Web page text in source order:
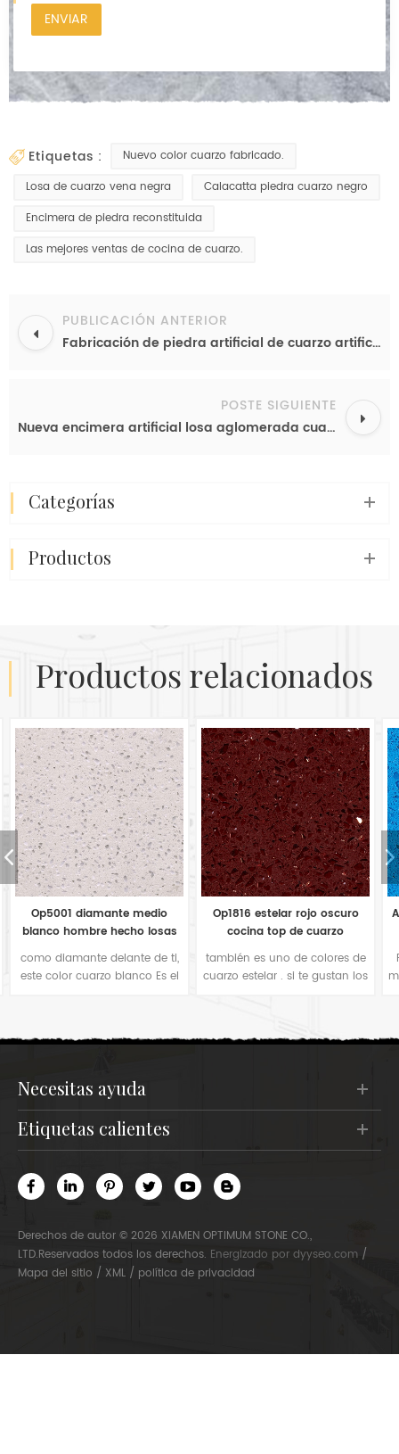
etiquetas :
Nuevo color cuarzo fabricado.
Losa de cuarzo vena negra
Calacatta piedra cuarzo negro
Encimera de piedra reconstituida
Las mejores ventas de cocina de cuarzo.
PUBLICACIÓN ANTERIOR
Fabricación de piedra artificial de cuarzo artificial de fabricación de piedra artificial para la exportación.
POSTE SIGUIENTE
Nueva encimera artificial losa aglomerada cuarzo gris color calacatta losa
categorías
productos
productos relacionados
Op1816 estelar rojo oscuro
cocina top de cuarzo
también es uno de colores de
cuarzo estelar . si te gustan los
sería su buena opción. El
utiliza principalmente en
azulejos de bar o en pisos de
hoteles.
Azulejos de cuarzo azul claro
estelar op1813 de China
Para muchos fabricantes de
mostradores, también prefieren
simple color cómodo cuando
necesitas ayuda
etiquetas calientes
Derechos de autor © 2026 XIAMEN OPTIMUM STONE CO.,
LTD.Reservados todos los derechos. Energizado por dyyseo.com /
Mapa del sitio / XML / política de privacidad